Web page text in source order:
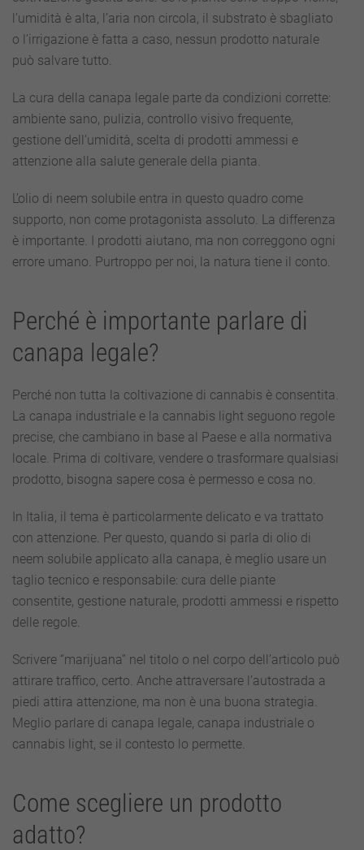
l’umidità è alta, l’aria non circola, il substrato è sbagliato
o l’irrigazione è fatta a caso, nessun prodotto naturale
può salvare tutto.
La cura della canapa legale parte da condizioni corrette:
ambiente sano, pulizia, controllo visivo frequente,
gestione dell’umidità, scelta di prodotti ammessi e
attenzione alla salute generale della pianta.
L’olio di neem solubile entra in questo quadro come
supporto, non come protagonista assoluto. La differenza
è importante. I prodotti aiutano, ma non correggono ogni
errore umano. Purtroppo per noi, la natura tiene il conto.
Perché è importante parlare di
canapa legale?
Perché non tutta la coltivazione di cannabis è consentita.
La canapa industriale e la cannabis light seguono regole
precise, che cambiano in base al Paese e alla normativa
locale. Prima di coltivare, vendere o trasformare qualsiasi
prodotto, bisogna sapere cosa è permesso e cosa no.
In Italia, il tema è particolarmente delicato e va trattato
con attenzione. Per questo, quando si parla di olio di
neem solubile applicato alla canapa, è meglio usare un
taglio tecnico e responsabile: cura delle piante
consentite, gestione naturale, prodotti ammessi e rispetto
delle regole.
Scrivere “marijuana” nel titolo o nel corpo dell’articolo può
attirare traffico, certo. Anche attraversare l’autostrada a
piedi attira attenzione, ma non è una buona strategia.
Meglio parlare di canapa legale, canapa industriale o
cannabis light, se il contesto lo permette.
Come scegliere un prodotto
adatto?